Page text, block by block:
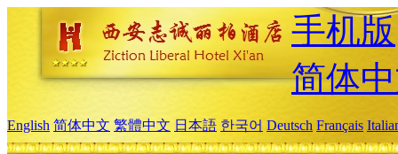
手机版
简体
English 简体中文 繁體中文 日本語 한국어 Deutsch Français